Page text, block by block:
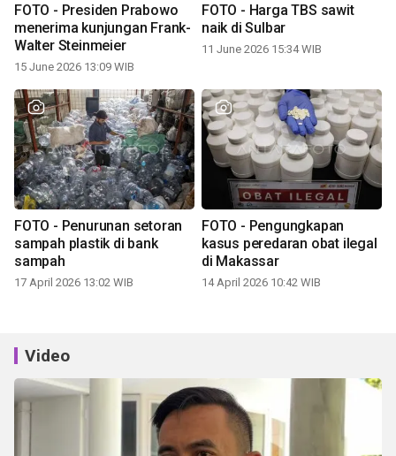
FOTO - Presiden Prabowo
menerima kunjungan Frank-
Walter Steinmeier
15 June 2026 13:09 WIB
FOTO - Harga TBS sawit
naik di Sulbar
11 June 2026 15:34 WIB
FOTO - Penurunan setoran
sampah plastik di bank
sampah
17 April 2026 13:02 WIB
FOTO - Pengungkapan
kasus peredaran obat ilegal
di Makassar
14 April 2026 10:42 WIB
Video